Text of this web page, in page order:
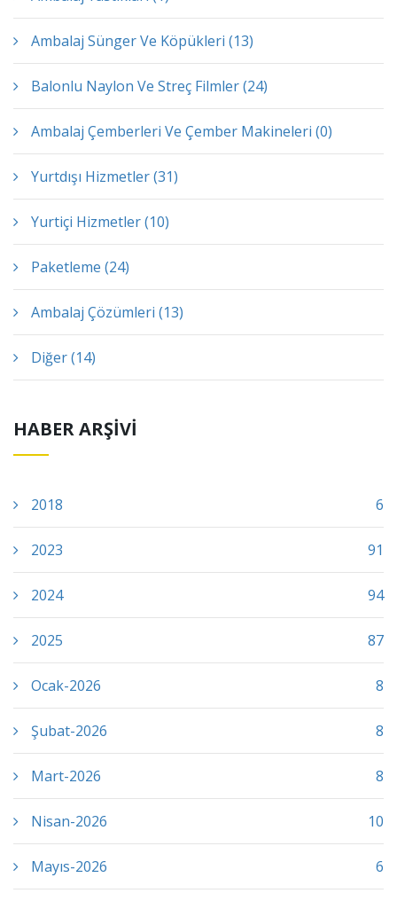
Ambalaj Sünger Ve Köpükleri (13)
Balonlu Naylon Ve Streç Filmler (24)
Ambalaj Çemberleri Ve Çember Makineleri (0)
Yurtdışı Hizmetler (31)
Yurtiçi Hizmetler (10)
Paketleme (24)
Ambalaj Çözümleri (13)
Diğer (14)
HABER ARŞİVİ
2018 6
2023 91
2024 94
2025 87
Ocak-2026 8
Şubat-2026 8
Mart-2026 8
Nisan-2026 10
Mayıs-2026 6